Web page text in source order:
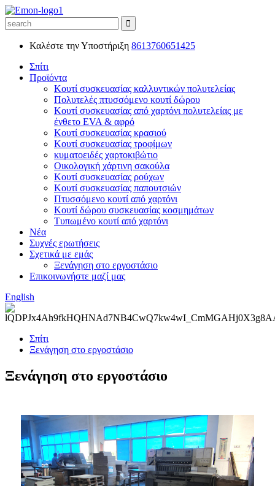
Καλέστε την Υποστήριξη 8613760651425
Σπίτι
Προϊόντα
Κουτί συσκευασίας καλλυντικών πολυτελείας
Πολυτελές πτυσσόμενο κουτί δώρου
Κουτί συσκευασίας από χαρτόνι πολυτελείας με
ένθετο EVA & αφρό
Κουτί συσκευασίας κρασιού
Κουτί συσκευασίας τροφίμων
κυματοειδές χαρτοκιβώτιο
Οικολογική χάρτινη σακούλα
Κουτί συσκευασίας ρούχων
Κουτί συσκευασίας παπουτσιών
Πτυσσόμενο κουτί από χαρτόνι
Κουτί δώρου συσκευασίας κοσμημάτων
Τυπωμένο κουτί από χαρτόνι
Νέα
Συχνές ερωτήσεις
Σχετικά με εμάς
Ξενάγηση στο εργοστάσιο
Επικοινωνήστε μαζί μας
English
Σπίτι
Ξενάγηση στο εργοστάσιο
Ξενάγηση στο εργοστάσιο